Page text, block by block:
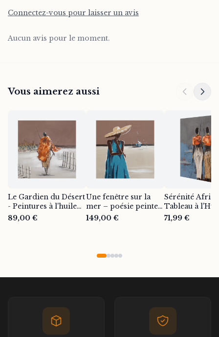
d'art africain ou pour enrichir votre
collection personnelle, ce tableau peint à la
main est une véritable invitation au voyage
et à la contemplation. Chaque exemplaire
Connectez-vous pour laisser un avis
Aucun avis pour le moment.
Vous aimerez aussi
Le Gardien du Désert
- Peintures à l'huile
sur toile de natures
89,00 €
Une fenêtre sur la
mer – poésie peinte à
la main sur toile
149,00 €
Sérénité
Tableau à
Peint à la Main
71,99 €